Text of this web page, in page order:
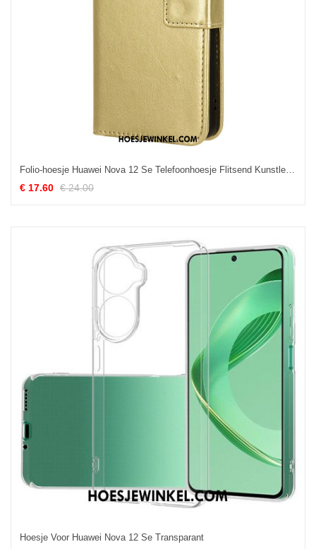
Folio-hoesje Huawei Nova 12 Se Telefoonhoesje Flitsend Kunstleer Met Riempje
€ 17.60 € 24.00
Hoesje Voor Huawei Nova 12 Se Transparant